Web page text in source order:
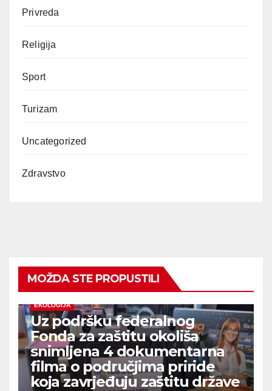
Privreda
Religija
Sport
Turizam
Uncategorized
Zdravstvo
MOŽDA STE PROPUSTILI
EKOLOGIJA
Uz podršku federalnog
Fonda za zaštitu okoliša
snimljena 4 dokumentarna
filma o područjima priride
koja zavrjeđuju zaštitu države